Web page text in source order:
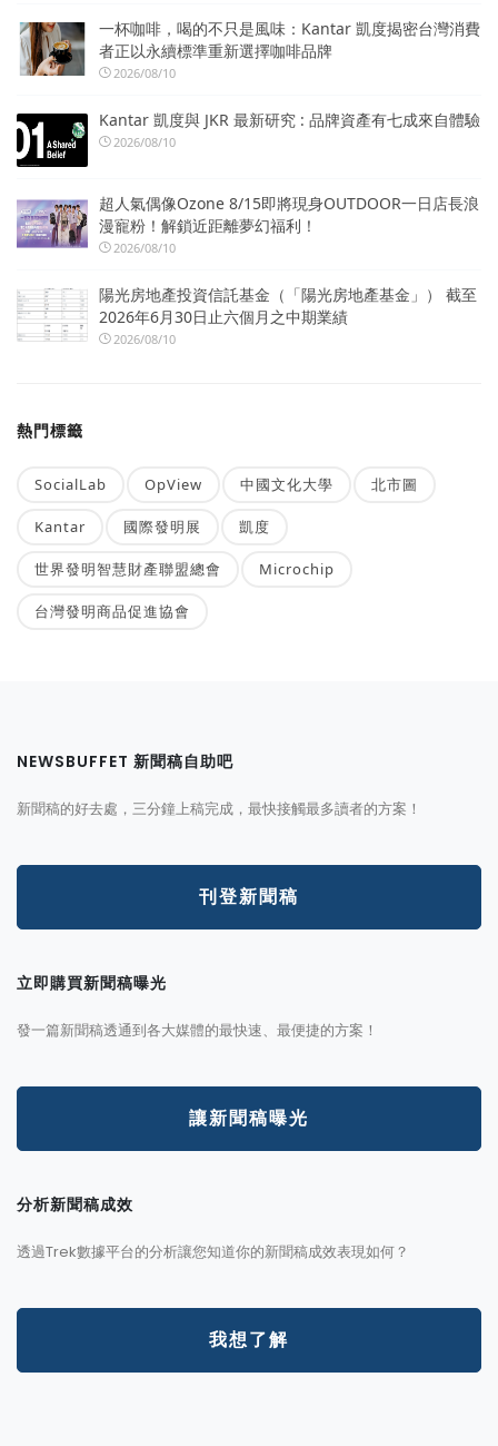
一杯咖啡，喝的不只是風味：Kantar 凱度揭密台灣消費
者正以永續標準重新選擇咖啡品牌
2026/08/10
Kantar 凱度與 JKR 最新研究 : 品牌資產有七成來自體驗
2026/08/10
超人氣偶像Ozone 8/15即將現身OUTDOOR一日店長浪
漫寵粉！解鎖近距離夢幻福利！
2026/08/10
陽光房地產投資信託基金（「陽光房地產基金」） 截至
2026年6月30日止六個月之中期業績
2026/08/10
熱門標籤
SocialLab OpView 中國文化大學 北市圖
Kantar 國際發明展 凱度
世界發明智慧財產聯盟總會 Microchip
台灣發明商品促進協會
NEWSBUFFET 新聞稿自助吧
新聞稿的好去處，三分鐘上稿完成，最快接觸最多讀者的方案！
刊登新聞稿
立即購買新聞稿曝光
發一篇新聞稿透通到各大媒體的最快速、最便捷的方案！
讓新聞稿曝光
分析新聞稿成效
透過Trek數據平台的分析讓您知道你的新聞稿成效表現如何？
我想了解